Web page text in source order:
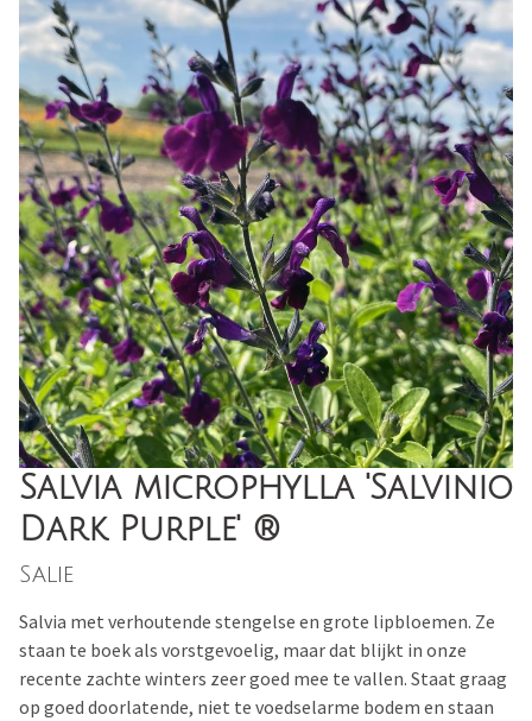
Salvia microphylla 'Salvinio
Dark Purple' ®
Salie
Salvia met verhoutende stengelse en grote lipbloemen. Ze
staan te boek als vorstgevoelig, maar dat blijkt in onze
recente zachte winters zeer goed mee te vallen. Staat graag
op goed doorlatende, niet te voedselarme bodem en staan